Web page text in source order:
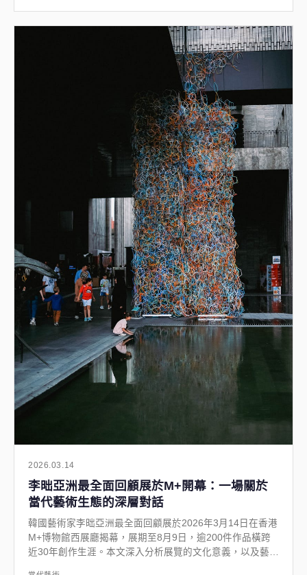
2026.03.14
李昢亞洲最全面回顧展於M+開幕：一場關於
當代藝術生態的深層對話
韓國藝術家李昢亞洲最全面回顧展於2026年3月14日在香港
M+博物館西展廳揭幕，展期至8月9日，逾200件作品橫跨
近30年創作生涯。本文深入分析展覽的文化意義，以及藝術